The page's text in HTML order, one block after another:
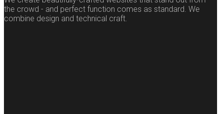
the crowd - and perfect function comes as standard. We
combine design and technical craft.